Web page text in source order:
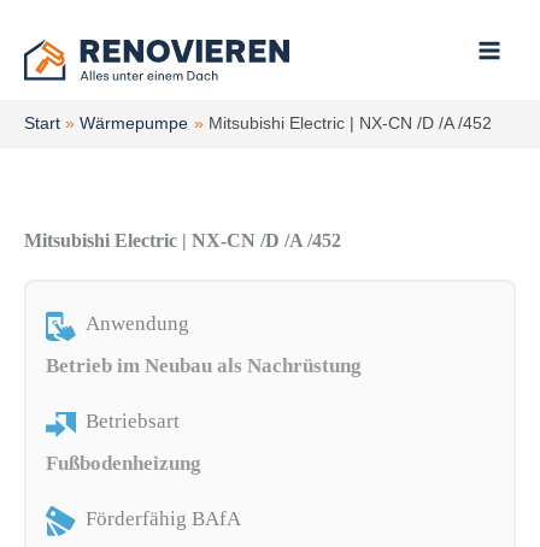
Inhalt
springen
Start Wärmepumpe Mitsubishi Electric | NX-CN /D /A /452
Mitsubishi Electric | NX-CN /D /A /452
Anwendung
Betrieb im Neubau als Nachrüstung
Betriebsart
Fußbodenheizung
Förderfähig BAfA